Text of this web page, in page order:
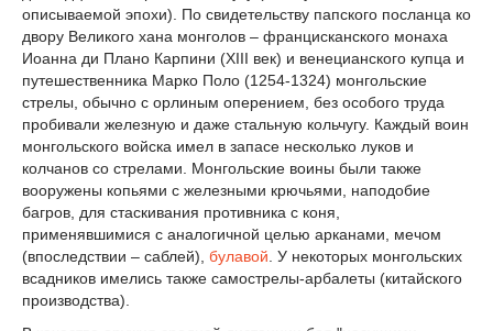
описываемой эпохи). По свидетельству папского посланца ко
двору Великого хана монголов – францисканского монаха
Иоанна ди Плано Карпини (XIII век) и венецианского купца и
путешественника Марко Поло (1254-1324) монгольские
стрелы, обычно с орлиным оперением, без особого труда
пробивали железную и даже стальную кольчугу. Каждый воин
монгольского войска имел в запасе несколько луков и
колчанов со стрелами. Монгольские воины были также
вооружены копьями с железными крючьями, наподобие
багров, для стаскивания противника с коня,
применявшимися с аналогичной целью арканами, мечом
(впоследствии – саблей), булавой. У некоторых монгольских
всадников имелись также самострелы-арбалеты (китайского
производства).